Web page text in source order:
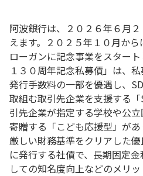
阿波銀行は、２０２６年６月
えます。２０２５年１０月か
ローガンに記念事業をスター
１３０周年記念私募債」は、
発行手数料の一部を優遇し、
取組む取引先企業を支援する
引先企業が指定する学校や公
寄贈する「こども応援型」があ
厳しい財務基準をクリアした
に発行する社債で、長期固定
しての知名度向上などのメリッ